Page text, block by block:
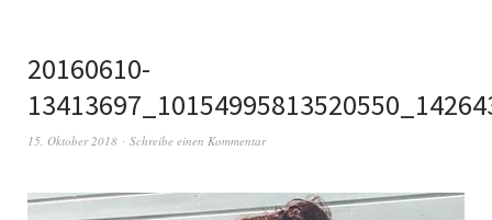
20160610-
15. Oktober 2018 Schreibe einen Kommentar